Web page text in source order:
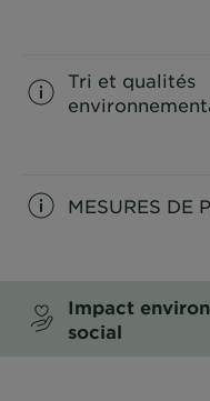
Tri et qualités
MESURES DE
Impact
social